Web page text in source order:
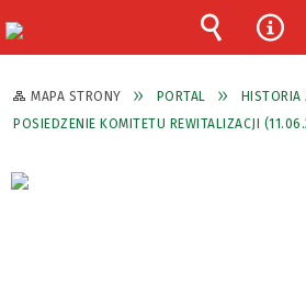
MAPA STRONY PORTAL
HISTORIA
POSIEDZENIE KOMITETU REWITALIZACJI